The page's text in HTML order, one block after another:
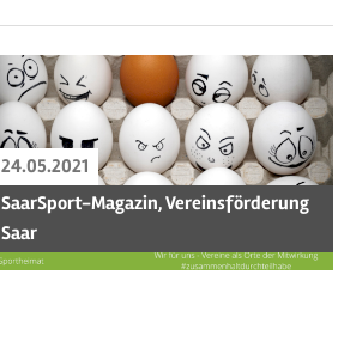
24.05.2021
SaarSport-Magazin, Vereinsförderung
Saar